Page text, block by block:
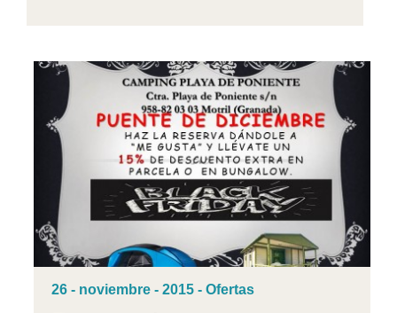
26 - noviembre - 2015 - Ofertas